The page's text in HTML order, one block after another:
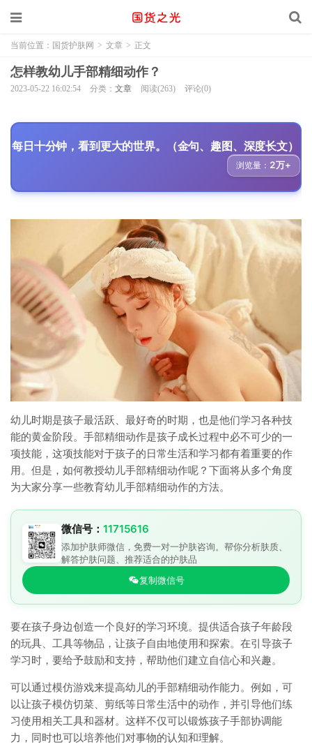
当前位置： 国货护肤网 > 文章 > 正文
怎样教幼儿手部精细动作？
2023-05-22 16:02:54 分类： 文章 阅读(263) 评论(0)
每日十分钟，看到更大的世界。（金句、趣图、深度长文）
浏览量： 2万+
幼儿时期是孩子最活跃、最好奇的时期，也是他们学习各种技
能的黄金阶段。手部精细动作是孩子成长过程中必不可少的一
项技能，这项技能对于孩子的日常生活和学习都有着重要的作
用。但是，如何教授幼儿手部精细动作呢？下面将从多个角度
为大家分享一些教育幼儿手部精细动作的方法。
微信号： 11715616
添加护肤师微信，免费一对一护肤咨询。帮你分析肤质、
解答护肤问题、推荐适合的护肤品
复制微信号
要在孩子身边创造一个良好的学习环境。提供适合孩子年龄段
的玩具、工具等物品，让孩子自由地使用和探索。在引导孩子
学习时，要给予鼓励和支持，帮助他们建立自信心和兴趣。
可以通过模仿游戏来提高幼儿的手部精细动作能力。例如，可
以让孩子模仿切菜、剪纸等日常生活中的动作，并引导他们练
习使用相关工具和器材。这样不仅可以锻炼孩子手部协调能
力，同时也可以培养他们对事物的认知和理解。